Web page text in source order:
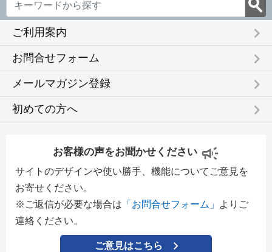
ご利用案内 keyboard_arrow_right
お問合せフォーム keyboard_arrow_right
メールマガジン登録 keyboard_arrow_right
初めての方へ keyboard_arrow_right
お客様の声をお聞かせください
サイトのデザインや使い勝手、機能についてご意見を
お寄せください。
※ご返信が必要な場合は 「お問合せフォーム」
よりご
連絡ください。
ご意見はこちら